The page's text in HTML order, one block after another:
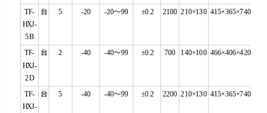
TF-
HXJ-
5B
台 5 -20 -20～99 ±0.2 2100 210×130 415×365×740
TF-
HXJ-
2D
台 2 -40 -40～99 ±0.2 700 140×100 466×406×420
TF-
HXJ-
台 5 -40 -40～99 ±0.2 2200 210×130 415×365×740